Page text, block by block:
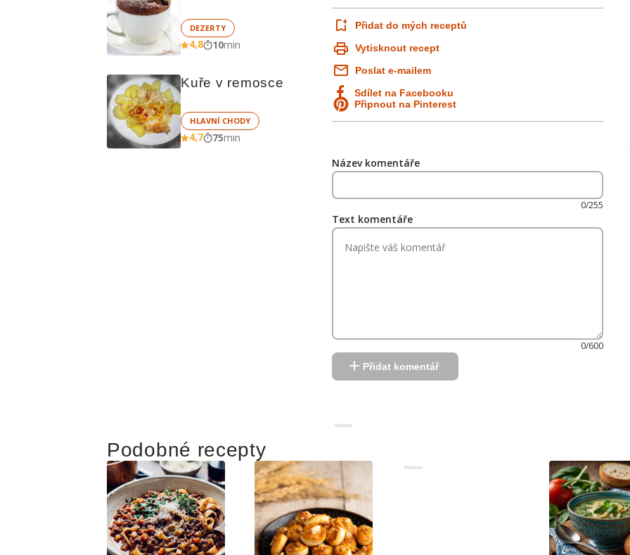
DEZERTY
4,8 10min
Kuře v remosce
HLAVNÍ CHODY
4,7 75min
Přidat do mých receptů
Vytisknout recept
Poslat e-mailem
Sdílet na Facebooku
Připnout na Pinterest
Název komentáře
0/255
Text komentáře
0/600
Přidat komentář
Reklama
Podobné recepty
Reklama